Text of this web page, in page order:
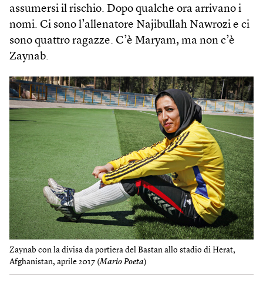
assumersi il rischio. Dopo qualche ora arrivano i
nomi. Ci sono l’allenatore Najibullah Nawrozi e ci
sono quattro ragazze. C’è Maryam, ma non c’è
Zaynab.
Zaynab con la divisa da portiera del Bastan allo stadio di Herat,
Afghanistan, aprile 2017 (Mario Poeta)